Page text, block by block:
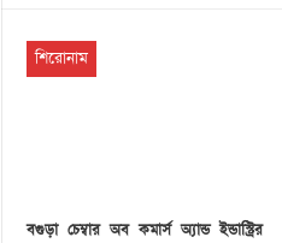
শিরোনাম
বগুড়া চেম্বার অব কমার্স অ্যান্ড ইন্ডাস্ট্রির